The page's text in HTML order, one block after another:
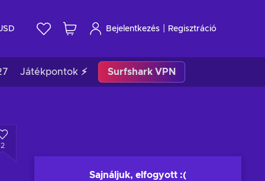
Bejelentkezés Regisztráció
Játékpontok ⚡ Surfshark VPN
2
Sajnáljuk, elfogyott :(